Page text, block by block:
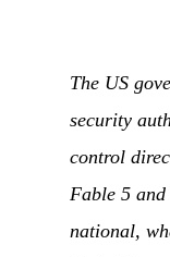
The US
security
control
Fable 5
national,